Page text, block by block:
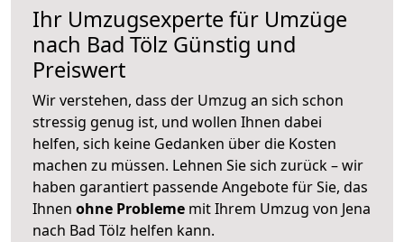
Ihr Umzugsexperte für Umzüge
nach Bad Tölz Günstig und
Preiswert
Wir verstehen, dass der Umzug an sich schon
stressig genug ist, und wollen Ihnen dabei
helfen, sich keine Gedanken über die Kosten
machen zu müssen. Lehnen Sie sich zurück – wir
haben garantiert passende Angebote für Sie, das
Ihnen ohne Probleme mit Ihrem Umzug von Jena
nach Bad Tölz helfen kann.